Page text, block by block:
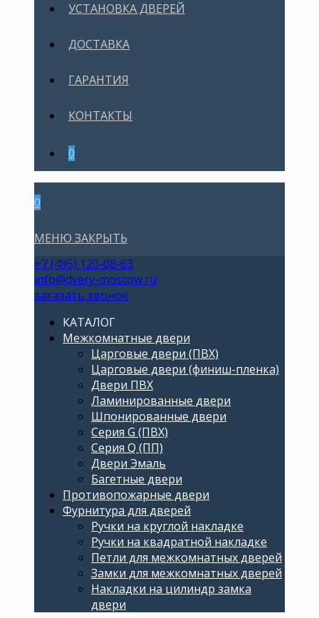
УСТАНОВКА ДВЕРЕЙ
ДОСТАВКА
ГАРАНТИЯ
КОНТАКТЫ
0
0
МЕНЮ ЗАКРЫТЬ
+7 (495) 120-08-63
info@dvery-moscow.ru
заказать звонок
КАТАЛОГ
Межкомнатные двери
Царговые двери (ПВХ)
Царговые двери (финиш-пленка)
Двери ПВХ
Ламинированные двери
Шпонированные двери
Серия G (ПВХ)
Серия Q (ПП)
Двери Эмаль
Багетные двери
Противопожарные двери
Фурнитура для дверей
Ручки на круглой накладке
Ручки на квадратной накладке
Петли для межкомнатных дверей
Замки для межкомнатных дверей
Накладки на цилиндр замка
двери